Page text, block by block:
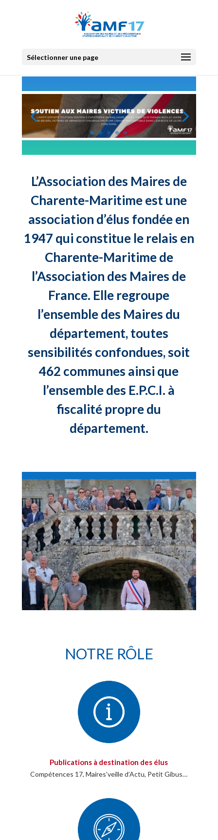
Sélectionner une page
L’Association des Maires de
Charente-Maritime est une
association d’élus fondée en
1947 qui constitue le relais en
Charente-Maritime de
l’Association des Maires de
France. Elle regroupe
l’ensemble des Maires du
département, toutes
sensibilités confondues, soit
462 communes ainsi que
l’ensemble des E.P.C.I. à
fiscalité propre du
département.
NOTRE RÔLE
Publications à destination des élus
Compétences 17, Maires’veille d’Actu, Petit Gibus…